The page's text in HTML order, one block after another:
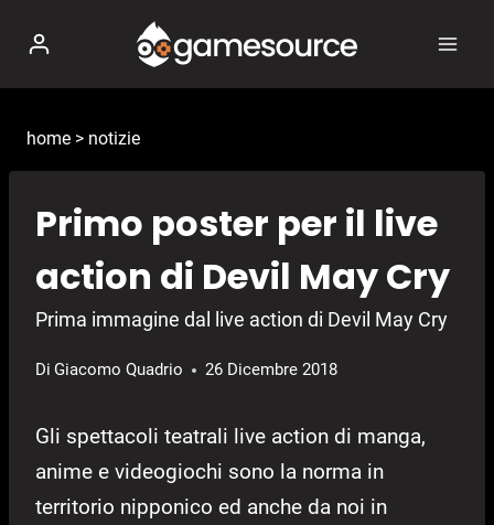
contenuto
home > notizie
Primo poster per il live
action di Devil May Cry
Prima immagine dal live action di Devil May Cry
Di Giacomo Quadrio 26 Dicembre 2018
Gli spettacoli teatrali live action di manga,
anime e videogiochi sono la norma in
territorio nipponico ed anche da noi in